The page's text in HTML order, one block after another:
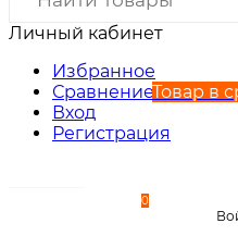
Личный кабинет
Избранное
СравнениеТовар в
Вход
Регистрация
0